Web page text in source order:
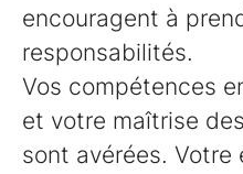
encouragent à
responsabilités.
Vos compétences
et votre maîtrise
sont avérées.